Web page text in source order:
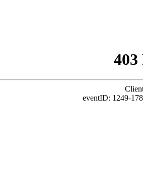
eventID: 1249-